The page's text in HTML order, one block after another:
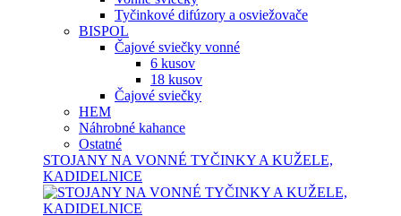
Tyčinkové difúzory a osviežovače
BISPOL
Čajové sviečky vonné
6 kusov
18 kusov
Čajové sviečky
HEM
Náhrobné kahance
Ostatné
STOJANY NA VONNÉ TYČINKY A KUŽELE,
KADIDELNICE